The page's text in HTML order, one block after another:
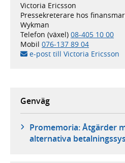
Victoria Ericsson
Pressekreterare hos
Wykman
Telefon (växel) 08-405 10 00
Mobil 076-137 89 04
e-post till Victoria Ericsson
Genväg
Promemoria: Åtgärder
alternativa